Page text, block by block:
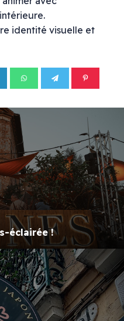
identité visuelle et
éclairée !